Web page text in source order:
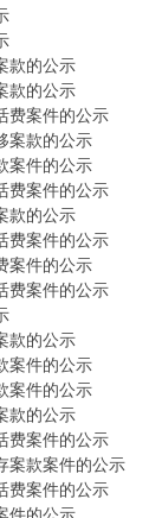
款的公示
款的公示
费案件的公示
案款的公示
案件的公示
费案件的公示
款的公示
费案件的公示
案件的公示
费案件的公示
款的公示
案件的公示
案件的公示
款的公示
费案件的公示
案款案件的公示
费案件的公示